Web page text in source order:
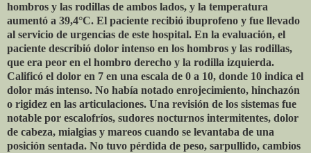
hombros y las rodillas de ambos lados, y la temperatura
aumentó a 39,4°C. El paciente recibió ibuprofeno y fue llevado
al servicio de urgencias de este hospital. En la evaluación, el
paciente describió dolor intenso en los hombros y las rodillas,
que era peor en el hombro derecho y la rodilla izquierda.
Calificó el dolor en 7 en una escala de 0 a 10, donde 10 indica el
dolor más intenso. No había notado enrojecimiento, hinchazón
o rigidez en las articulaciones. Una revisión de los sistemas fue
notable por escalofríos, sudores nocturnos intermitentes, dolor
de cabeza, mialgias y mareos cuando se levantaba de una
posición sentada. No tuvo pérdida de peso, sarpullido, cambios